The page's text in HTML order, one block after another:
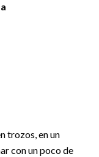
trozos, en un
con un poco de